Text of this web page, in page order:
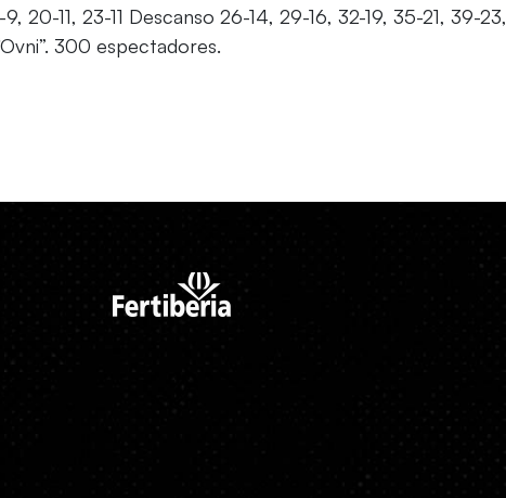
20-11, 23-11 Descanso 26-14, 29-16, 32-19, 35-21, 39-23,
300 espectadores.